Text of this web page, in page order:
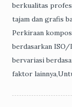
berkualitas
tajam dan grafis
Perkiraan
berdasarkan ISO/
bervariasi
faktor